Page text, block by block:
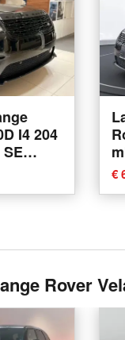
I4 204
€
Rover